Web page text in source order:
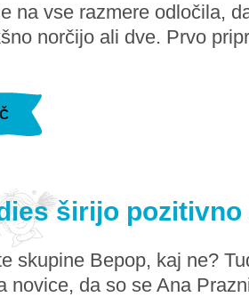
na vse razmere odločila,
norčijo ali dve. Prvo
širijo
skupine Bepop, kaj ne?
novice, da so se Ana